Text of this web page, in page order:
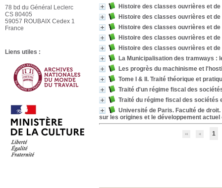
Histoire des classes ouvrières et
Histoire des classes ouvrières et
Histoire des classes ouvrières et
Histoire des classes ouvrières et
Histoire des classes ouvrières et
La Municipalisation des tramways :
Les progrès du machinisme et
Tome I & II. Traité théorique et
Traité d'un régime fiscal des
Traité du régime fiscal des sociétés
Université de Paris. Faculté de
sur les origines et le développement
1
78 bd du Général Leclerc
CS 80405
59057 ROUBAIX Cedex 1
France
Liens utiles :